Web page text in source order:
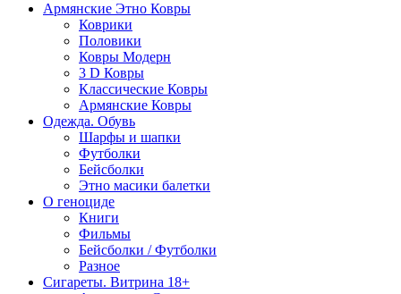
Армянские Этно Ковры
Коврики
Половики
Ковры Модерн
3 D Ковры
Классические Ковры
Армянские Ковры
Одежда. Обувь
Шарфы и шапки
Футболки
Бейсболки
Этно масики балетки
О геноциде
Книги
Фильмы
Бейсболки / Футболки
Разное
Сигареты. Витрина 18+